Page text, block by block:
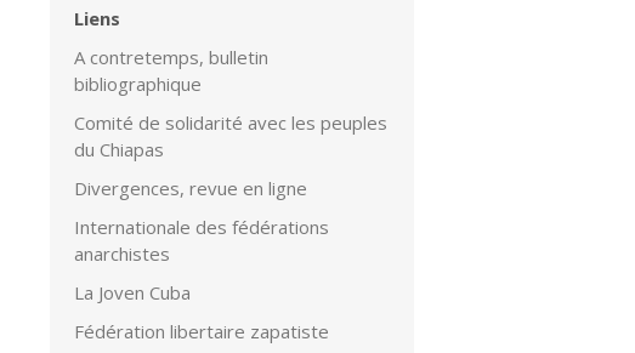
Liens
A contretemps, bulletin
bibliographique
Comité de solidarité avec les peuples
du Chiapas
Divergences, revue en ligne
Internationale des fédérations
anarchistes
La Joven Cuba
Fédération libertaire zapatiste